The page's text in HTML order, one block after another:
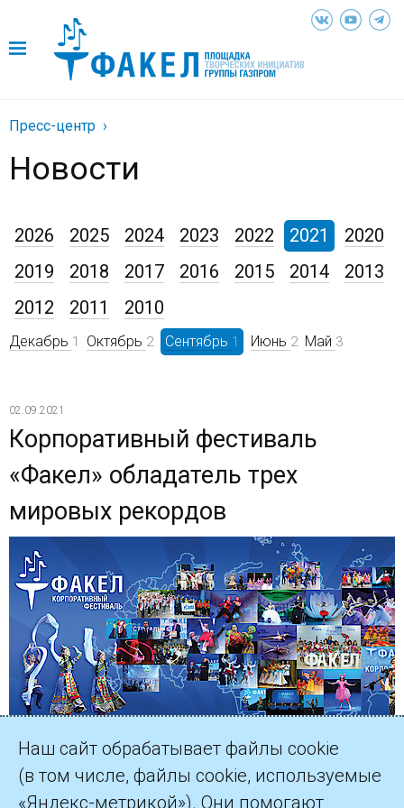
Пресс-центр
Новости
2026 2025 2024 2023 2022 2021
Декабрь 1 Октябрь 2 Сентябрь 1 Июнь 2 Май 3
2020
2019
2018 2017 2016 2015 2014
2013
2012
2011 2010
02.09.2021
Корпоративный фестиваль
«Факел» обладатель трех
мировых рекордов
Наш сайт обрабатывает файлы cookie
(в том числе, файлы cookie, используемые
«Яндекс-метрикой»). Они помогают